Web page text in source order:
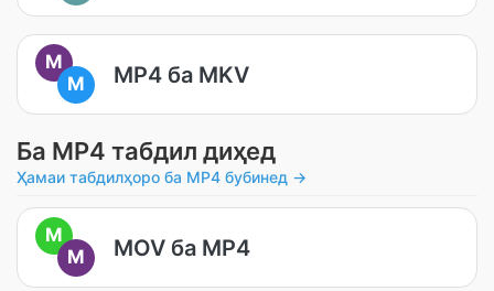
M
M
MP4 ба MKV
Ба MP4 табдил диҳед
Ҳамаи табдилҳоро ба MP4 бубинед →
M
M
MOV ба MP4